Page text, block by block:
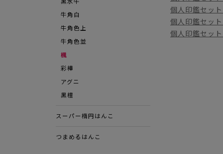
牛角白
牛角色上
牛角色並
楓
彩樺
アグニ
⿊檀
スーパー楕円はんこ
つまめるはんこ
個人印鑑セッ
個人印鑑セッ
個人印鑑セッ